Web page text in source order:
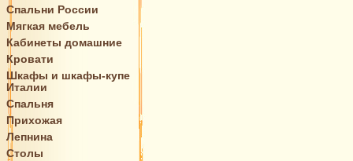
Спальни России
Мягкая мебель
Кабинеты домашние
Кровати
Шкафы и шкафы-купе
Италии
Спальня
Прихожая
Лепнина
Столы